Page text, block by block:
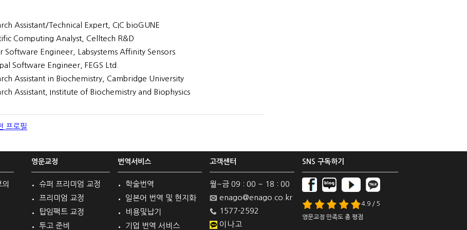
Assistant/Technical Expert, CIC bioGUNE
Computing Analyst, Celltech R&D
Software Engineer, Labsystems Affinity Sensors
Software Engineer, FEGS Ltd.
Assistant in Biochemistry, Cambridge University
Assistant, Institute of Biochemistry and Biophysics
프로필
영문교정
슈퍼 프리미엄 교정
프리미엄 교정
탑임팩트 교정
투고 준비
번역서비스
학술번역
일본어 번역 및 현지화
비용및납기
기업 번역 서비스
고객센터
월~금 09 : 00 ~ 18 : 00
enago@enago.co.kr
1577-2592
이나고
SNS 구독하기
4.9 / 5
영문교정 만족도 총 평점